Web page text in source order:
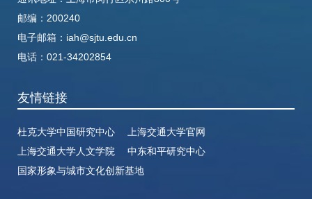
邮编：200240
电子邮箱： iah@sjtu.edu.cn
电话： 021-34202854
友情链接
杜克大学中国研究中心
上海交通大学官网
上海交通大学人文学院
中东和平研究中心
国家形象与城市文化创新基地